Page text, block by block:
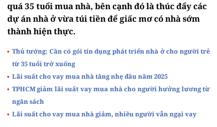
quá 35 tuổi mua nhà, bên cạnh đó là thúc đẩy các
dự án nhà ở vừa túi tiền để giấc mơ có nhà sớm
thành hiện thực.
Thủ tướng: Cần có gói tín dụng phát triển nhà ở cho người trẻ
từ 35 tuổi trở xuống
Lãi suất cho vay mua nhà tăng nhẹ đầu năm 2025
TPHCM giảm lãi suất vay mua nhà cho người hưởng lương từ
ngân sách
Lãi suất cho vay mua nhà giảm, nhiều người vẫn ngại vay